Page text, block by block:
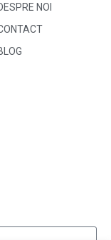
NOI